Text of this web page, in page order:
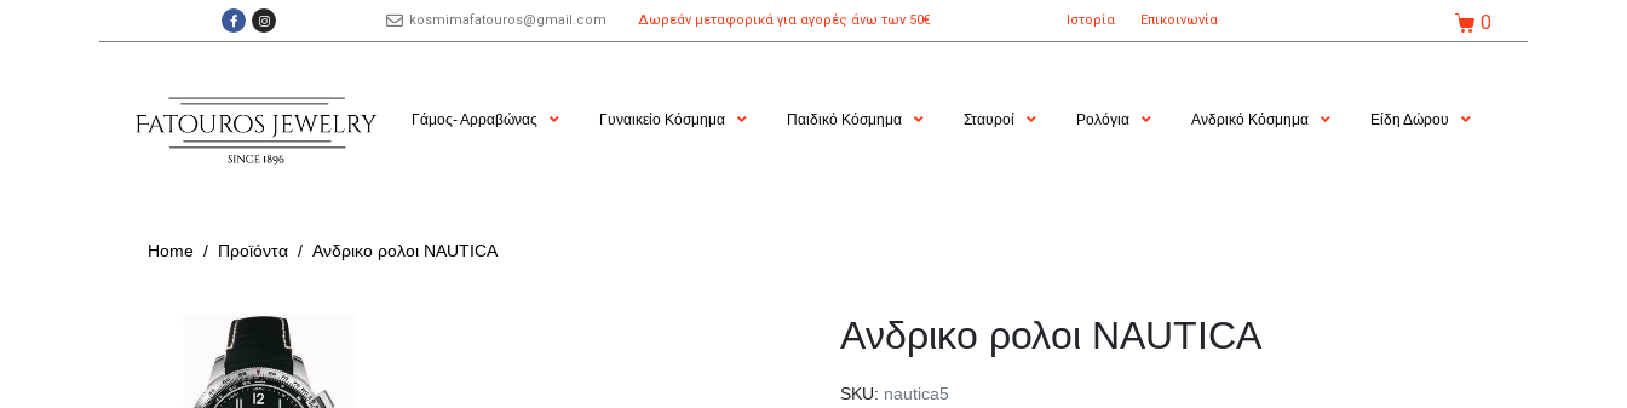
kosmimafatouros@gmail.com Δωρεάν μεταφορικά για αγορές άνω των 50€ Ιστορία Επικοινωνία 0
Γάμος- Αρραβώνας Γυναικείο Κόσμημα Παιδικό Κόσμημα Σταυροί Ρολόγια Ανδρικό Κόσμημα Είδη Δώρου
Home Προϊόντα Aνδρικο ρολοι NAUTICA
Aνδρικο ρολοι NAUTICA
SKU: nautica5